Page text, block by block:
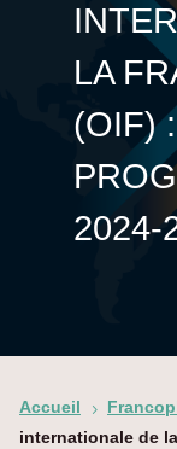
LA
(OIF) :
2024-
Accueil 5
internationale de